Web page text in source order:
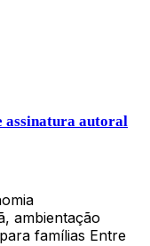
assinatura autoral
ambientação
famílias Entre